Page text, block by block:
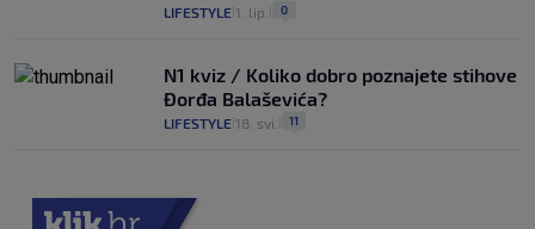
LIFESTYLE 1. lip. 0
N1 kviz / Koliko dobro poznajete stihove
Đorđa Balaševića?
LIFESTYLE 18. svi. 11